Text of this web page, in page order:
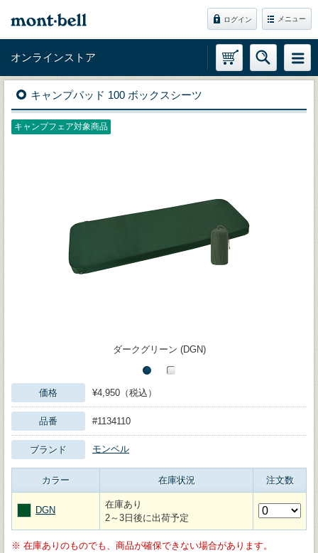
ログイン メニュー
オンラインストア
キャンプパッド 100 ボックスシーツ
キャンプフェア対象商品
ダークグリーン (DGN)
価格 ¥4,950（税込）
品番 #1134110
ブランド モンベル
カラー 在庫状況 注文数
DGN
在庫あり
2～3日後に出荷予定
※ 在庫ありのものでも、商品が確保できない場合があります。